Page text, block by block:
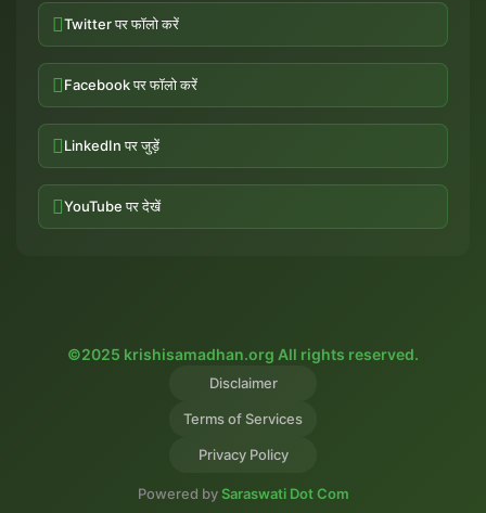
Twitter पर फॉलो करें
Facebook पर फॉलो करें
LinkedIn पर जुड़ें
YouTube पर देखें
©2025 krishisamadhan.org All rights reserved.
Disclaimer
Terms of Services
Privacy Policy
Powered bySaraswati Dot Com